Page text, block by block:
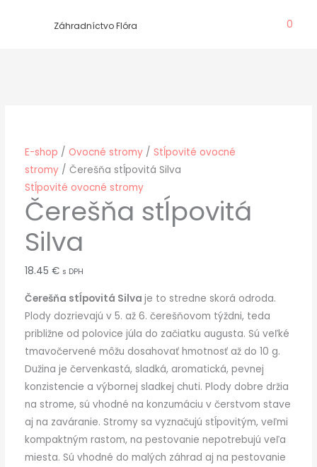
Záhradníctvo Flóra 0
E-shop / Ovocné stromy/ Stĺpovité ovocné
stromy/ Čerešňa stĺpovitá Silva
Stĺpovité ovocné stromy
Čerešňa stĺpovitá
Silva
18.45 € s DPH
Čerešňa stĺpovitá Silva je to stredne skorá odroda.
Plody dozrievajú v 5. až 6. čerešňovom týždni, teda
približne od polovice júla do začiatku augusta. Sú veľké
tmavočervené môžu dosahovať hmotnosť až do 10 g.
Dužina je červenkastá, sladká, aromatická, pevnej
konzistencie a výbornej sladkej chuti. Plody dobre držia
na strome, sú vhodné na konzumáciu v čerstvom stave
aj na zaváranie. Stromy sa vyznačujú stĺpovitým, veľmi
kompaktným rastom, na pestovanie nepotrebujú veľa
miesta. Sú vhodné do malých záhrad aj na pestovanie